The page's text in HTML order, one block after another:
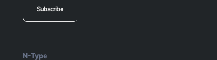
Subscribe
N-Type